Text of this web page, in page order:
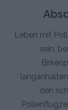
Leben mit
sein,
den